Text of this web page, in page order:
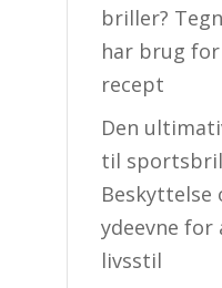
briller?
har brug
recept
Den
til
Beskyttelse
ydeevne for
livsstil